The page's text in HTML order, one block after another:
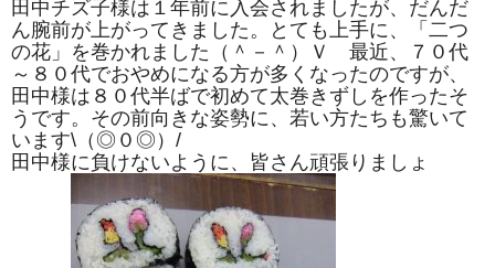
田中チズ子様は１年前に入会されましたが、だんだ
ん腕前が上がってきました。とても上手に、「二つ
の花」を巻かれました（＾－＾）Ｖ 最近、７０代
～８０代でおやめになる方が多くなったのですが、
田中様は８０代半ばで初めて太巻きずしを作ったそ
うです。その前向きな姿勢に、若い方たちも驚いて
います\（◎０◎）/
田中様に負けないように、皆さん頑張りましょ